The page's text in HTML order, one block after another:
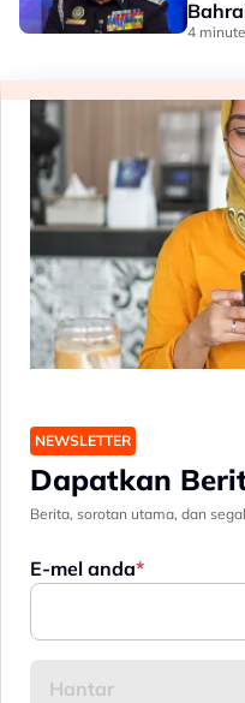
4
NEWSLETTER
Dapatkan
Berita, sorotan utama, dan
E-mel anda